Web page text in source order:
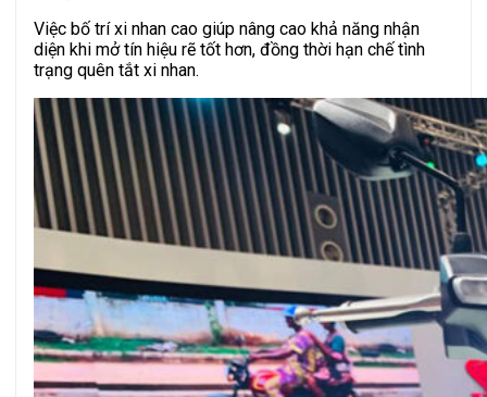
Việc bố trí xi nhan cao giúp nâng cao khả năng nhận
diện khi mở tín hiệu rẽ tốt hơn, đồng thời hạn chế tình
trạng quên tắt xi nhan.